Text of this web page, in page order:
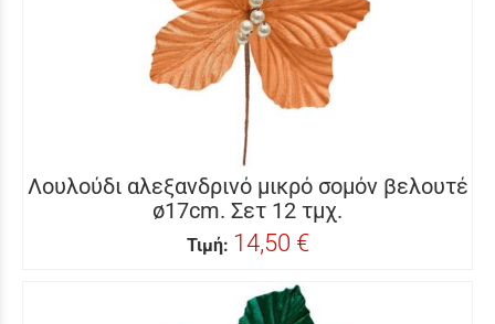
Λουλούδι αλεξανδρινό μικρό σομόν βελουτέ
ø17cm. Σετ 12 τμχ.
Τιμή: 14,50 €